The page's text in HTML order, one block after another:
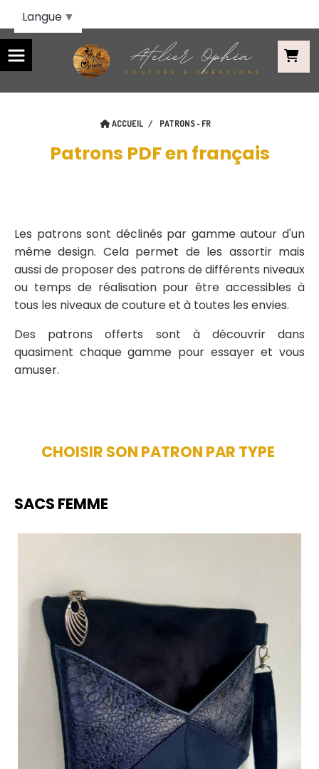
ACCUEIL PATRONS - FR
Patrons PDF en français
Les patrons sont déclinés par gamme autour d'un
même design. Cela permet de les assortir mais
aussi de proposer des patrons de différents niveaux
ou temps de réalisation pour être accessibles à
tous les niveaux de couture et à toutes les envies.
Des patrons offerts sont à découvrir dans
quasiment chaque gamme pour essayer et vous
amuser.
CHOISIR SON PATRON PAR TYPE
SACS FEMME
Langue ▼